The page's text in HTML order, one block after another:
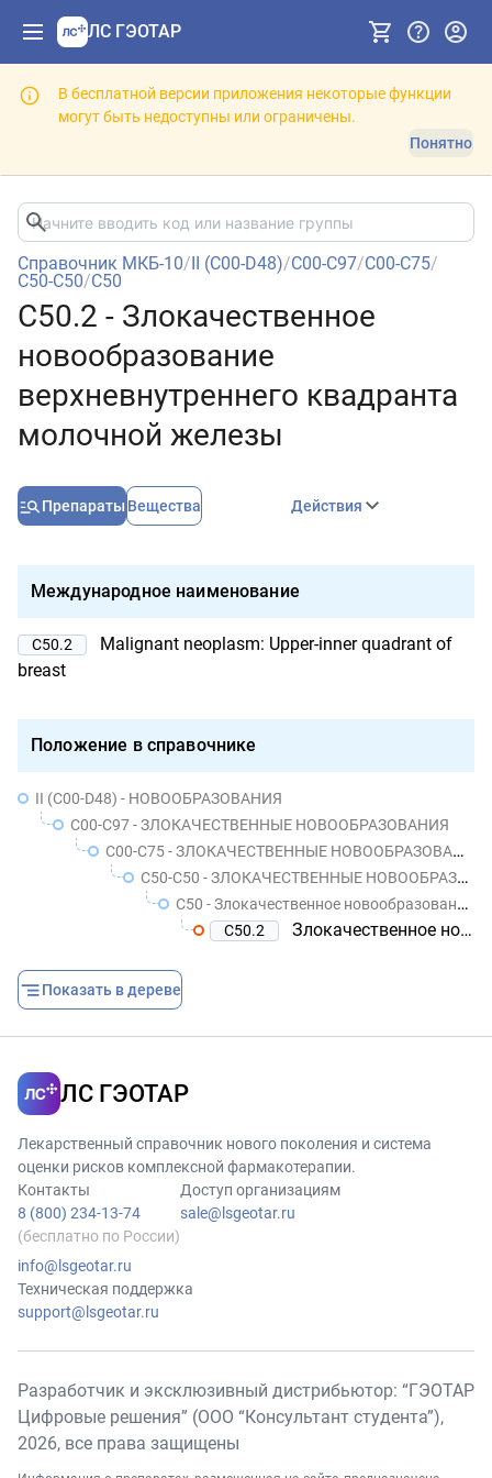
ЛС ГЭОТАР
В бесплатной версии приложения некоторые функции
могут быть недоступны или ограничены.
Понятно
Справочник МКБ-10/II (C00-D48)/C00-C97/C00-C75/
C50-C50/C50
C50.2 - Злокачественное
новообразование
верхневнутреннего квадранта
молочной железы
Препараты Вещества Действия
Международное наименование
C50.2
Malignant neoplasm: Upper-inner quadrant of
breast
Положение в справочнике
II (C00-D48) - НОВООБРАЗОВАНИЯ
C00-C97 - ЗЛОКАЧЕСТВЕННЫЕ НОВООБРАЗОВАНИЯ
C00-C75 - ЗЛОКАЧЕСТВЕННЫЕ НОВООБРАЗОВАНИЯ УТОЧНЕННЫХ ЛОКАЛИЗАЦИЙ, КОТОРЫЕ ОБОЗНАЧЕНЫ КАК ПЕРВИЧНЫЕ ИЛИ ПРЕДПОЛОЖИТЕЛЬНО ПЕРВИЧНЫЕ, КРОМЕ НОВООБРАЗОВАНИЙ ЛИМФОИДНОЙ, КРОВЕТВОРНОЙ И РОДСТВЕННЫХ ИМ ТКАНЕЙ
C50-C50 - ЗЛОКАЧЕСТВЕННЫЕ НОВООБРАЗОВАНИЯ МОЛОЧНОЙ ЖЕЛЕЗЫ
C50 - Злокачественное новообразование ткани молочной железы
C50.2
Злокачественное новообразование верхневнутреннего квадранта молочной железы
Показать в дереве
ЛС ГЭОТАР
Лекарственный справочник нового поколения и система
оценки рисков комплексной фармакотерапии.
Контакты
8 (800) 234-13-74
(бесплатно по России)
info@lsgeotar.ru
Доступ организациям
sale@lsgeotar.ru
Техническая поддержка
support@lsgeotar.ru
Разработчик и эксклюзивный дистрибьютор: “ГЭОТАР
Цифровые решения” (ООО “Консультант студента”),
2026, все права защищены